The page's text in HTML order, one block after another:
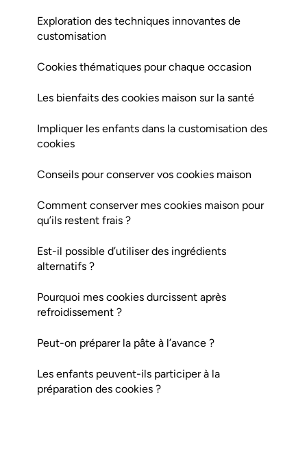
Exploration des techniques innovantes de
customisation
Cookies thématiques pour chaque occasion
Les bienfaits des cookies maison sur la santé
Impliquer les enfants dans la customisation des
cookies
Conseils pour conserver vos cookies maison
Comment conserver mes cookies maison pour
qu’ils restent frais ?
Est-il possible d’utiliser des ingrédients
alternatifs ?
Pourquoi mes cookies durcissent après
refroidissement ?
Peut-on préparer la pâte à l’avance ?
Les enfants peuvent-ils participer à la
préparation des cookies ?